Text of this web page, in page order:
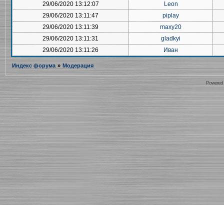
29/06/2020 13:12:07
Leon
29/06/2020 13:11:47
piplay
29/06/2020 13:11:39
maxy20
29/06/2020 13:11:31
gladkyi
29/06/2020 13:11:26
Иван
Индекс форума » Модерация